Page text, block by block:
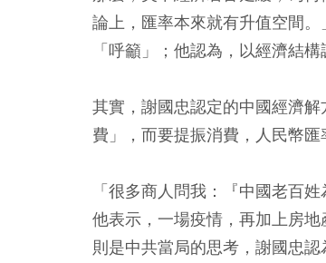
論上，匯率本來就有升值空間
「呼籲」；他認為，以經濟結
其實，謝國忠認定的中國經濟
費」，而要提振消費，人民幣
「很多商人問我：『中國老百
他表示，一場疫情，再加上房
則是中共當局的思考，謝國忠